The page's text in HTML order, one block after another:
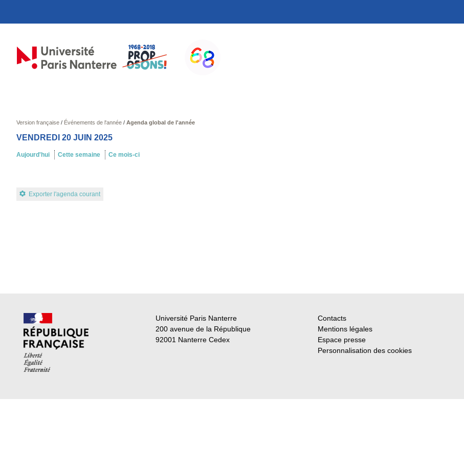
Version française/ Événements de l'année/ Agenda global de l'année
VENDREDI 20 JUIN 2025
Aujourd'hui Cette semaine Ce mois-ci
Exporter l'agenda courant
Université Paris Nanterre
200 avenue de la République
92001 Nanterre Cedex
Contacts
Mentions légales
Espace presse
Personnalisation des cookies